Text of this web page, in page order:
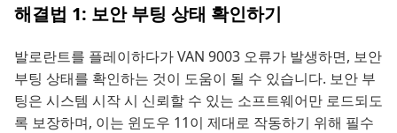
해결법 1: 보안 부팅 상태 확인하기
발로란트를 플레이하다가 VAN 9003 오류가 발생하면, 보안
부팅 상태를 확인하는 것이 도움이 될 수 있습니다. 보안 부
팅은 시스템 시작 시 신뢰할 수 있는 소프트웨어만 로드되도
록 보장하며, 이는 윈도우 11이 제대로 작동하기 위해 필수